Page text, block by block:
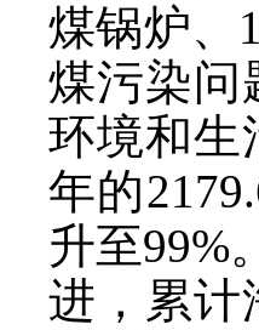
煤锅炉、
煤污染问
环境和生
年的
升至99%
进，累计